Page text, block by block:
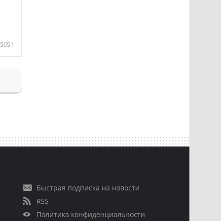
5051
Быстрая подписка на новости
RSS
Политика конфиденциальности